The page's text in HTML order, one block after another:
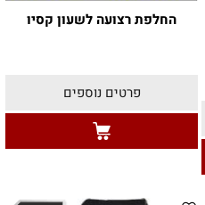
החלפת רצועה לשעון קסיו
פרטים נוספים